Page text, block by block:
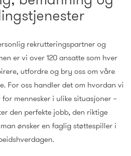
rekrutteringspartner og
er vi over 120 ansatte som hver
utfordre og bry oss om våre
For oss handler det om hvordan vi
mennesker i ulike situasjoner –
den perfekte jobb, den riktige
ønsker en faglig støttespiller i